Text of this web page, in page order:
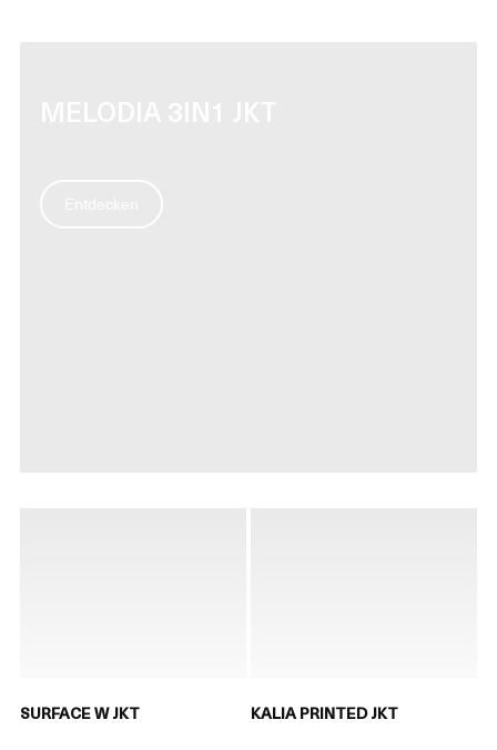
SURFACE W JKT KALIA PRINTED JKT